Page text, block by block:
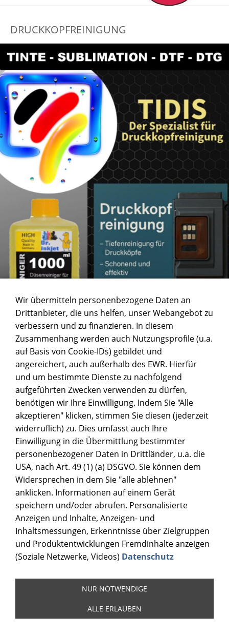
DRUCKKOPFREINIGUNG
DAS BUCH SUBLIMATION FÜR ANFÄNGER
Wir übermitteln personenbezogene Daten an
Drittanbieter, die uns helfen, unser Webangebot zu
verbessern und zu finanzieren. In diesem
Zusammenhang werden auch Nutzungsprofile (u.a.
auf Basis von Cookie-IDs) gebildet und
angereichert, auch außerhalb des EWR. Hierfür
und um bestimmte Dienste zu nachfolgend
aufgeführten Zwecken verwenden zu dürfen,
benötigen wir Ihre Einwilligung. Indem Sie "Alle
akzeptieren" klicken, stimmen Sie diesen (jederzeit
widerruflich) zu. Dies umfasst auch Ihre
Einwilligung in die Übermittlung bestimmter
personenbezogener Daten in Drittländer, u.a. die
USA, nach Art. 49 (1) (a) DSGVO. Sie können dem
Widersprechen in dem Sie "alle ablehnen"
anklicken. Informationen auf einem Gerät
speichern und/oder abrufen. Personalisierte
Anzeigen und Inhalte, Anzeigen- und
Inhaltsmessungen, Erkenntnisse über Zielgruppen
und Produktentwicklungen Fremdinhalte anzeigen
(Soziale Netzwerke, Videos) Datenschutz
NUR NOTWENDIGE
ALLE ERLAUBEN